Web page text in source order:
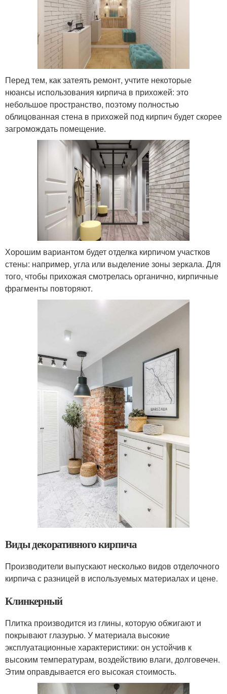
Перед тем, как затеять ремонт, учтите некоторые
нюансы использования кирпича в прихожей: это
небольшое пространство, поэтому полностью
облицованная стена в прихожей под кирпич будет скорее
загромождать помещение.
Хорошим вариантом будет отделка кирпичом участков
стены: например, угла или выделение зоны зеркала. Для
того, чтобы прихожая смотрелась органично, кирпичные
фрагменты повторяют.
Виды декоративного кирпича
Производители выпускают несколько видов отделочного
кирпича с разницей в используемых материалах и цене.
Клинкерный
Плитка производится из глины, которую обжигают и
покрывают глазурью. У материала высокие
эксплуатационные характеристики: он устойчив к
высоким температурам, воздействию влаги, долговечен.
Этим оправдывается его высокая стоимость.